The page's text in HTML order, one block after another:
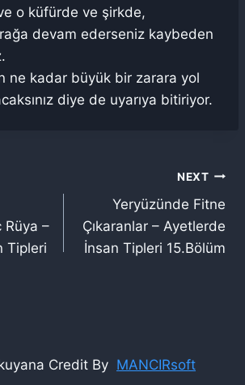
o küfürde ve şirkde,
devam ederseniz kaybeden
ne kadar büyük bir zarara yol
diye de uyarıya bitiriyor.
Rüya –
Tipleri
NEXT
Yeryüzünde Fitne
Çıkaranlar – Ayetlerde
İnsan Tipleri 15.Bölüm
Credit By MANCIRsoft